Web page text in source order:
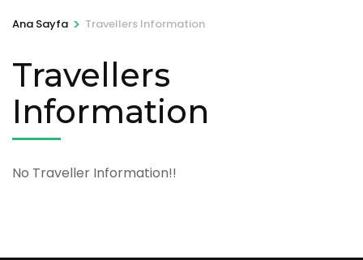
Ana Sayfa > Travellers Information
Travellers
Information
No Traveller Information!!